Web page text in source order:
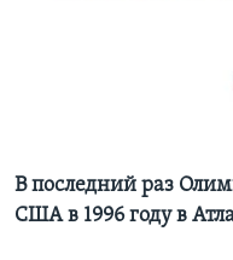
Языки
В последний раз
США в 1996 году в